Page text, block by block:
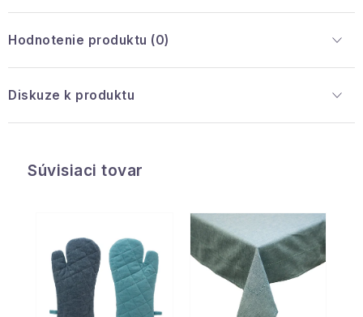
Hodnotenie produktu (0)
Diskuze k produktu
Súvisiaci tovar